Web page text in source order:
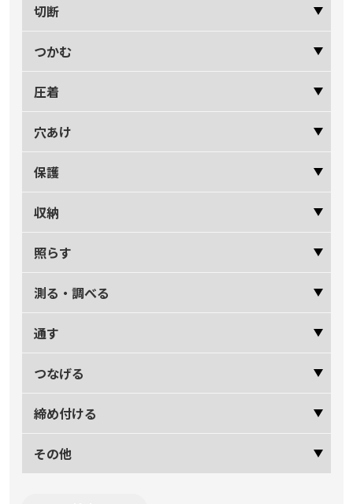
切断
つかむ
圧着
穴あけ
保護
収納
照らす
測る・調べる
通す
つなげる
締め付ける
その他